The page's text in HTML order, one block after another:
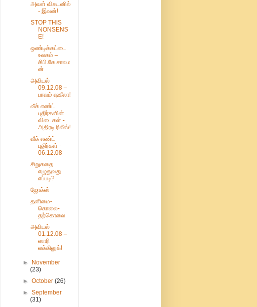
அவள் விகடனில்
- இவன்!
STOP THIS
NONSENS
E!
ஒண்டிக்கட்டை
உலகம் –
சிபி.கே.சாலம
ன்
அவியல்
09.12.08 –
பாவம் ஷகீலா!
வீக் எண்ட்
புதிர்களின்
விடைகள் -
அதிரடி ரிலீஸ்!
வீக் எண்ட்
புதிர்கள் -
06.12.08
சிறுகதை
எழுதுவது
எப்படி?
ஜோக்ஸ்
தனிமை-
கொலை-
தற்கொலை
அவியல்
01.12.08 –
ஸாரி
லக்கிலுக்!
►
November
(23)
►October(26)
►September
(31)